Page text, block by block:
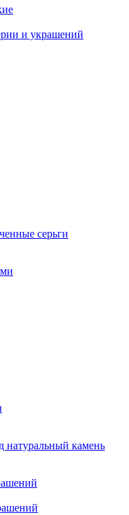
и украшений
серьги
натуральный камень